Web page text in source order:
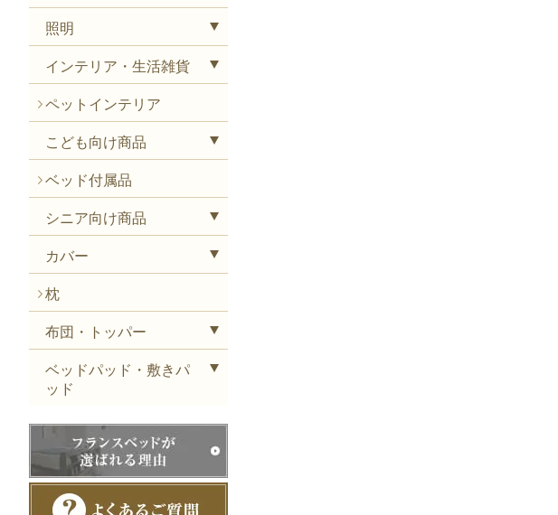
照明
インテリア・生活雑貨
ペットインテリア
こども向け商品
ベッド付属品
シニア向け商品
カバー
枕
布団・トッパー
ベッドパッド・敷きパ
ッド